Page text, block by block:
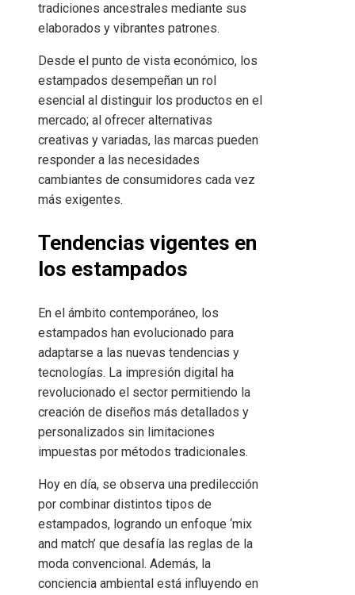
tradiciones ancestrales mediante sus
elaborados y vibrantes patrones.
Desde el punto de vista económico, los
estampados desempeñan un rol
esencial al distinguir los productos en el
mercado; al ofrecer alternativas
creativas y variadas, las marcas pueden
responder a las necesidades
cambiantes de consumidores cada vez
más exigentes.
Tendencias vigentes en
los estampados
En el ámbito contemporáneo, los
estampados han evolucionado para
adaptarse a las nuevas tendencias y
tecnologías. La impresión digital ha
revolucionado el sector permitiendo la
creación de diseños más detallados y
personalizados sin limitaciones
impuestas por métodos tradicionales.
Hoy en día, se observa una predilección
por combinar distintos tipos de
estampados, logrando un enfoque ‘mix
and match’ que desafía las reglas de la
moda convencional. Además, la
conciencia ambiental está influyendo en